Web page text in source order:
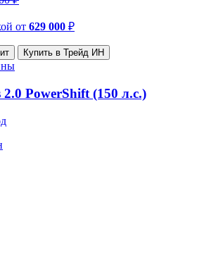
от 629 000 ₽
Купить в Трейд ИН
PowerShift (150 л.с.)